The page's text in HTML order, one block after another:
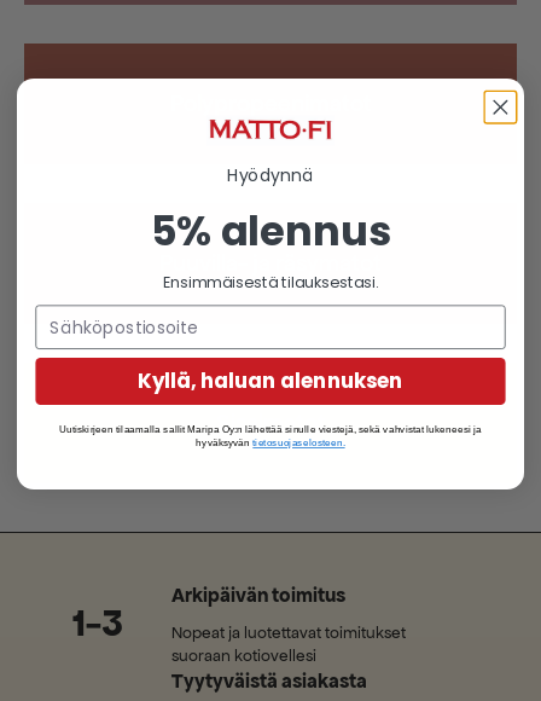
Sisalmatot
1-3
Arkipäivän toimitus
Nopeat ja luotettavat toimitukset
suoraan kotiovellesi
Tyytyväistä asiakasta
Hyödynnä
5% alennus
Ensimmäisestä tilauksestasi.
Kyllä, haluan alennuksen
Uutiskirjeen tilaamalla sallit Maripa Oy:n lähettää sinulle viestejä, sekä vahvistat lukeneesi ja
hyväksyväntietosuojaselosteen.